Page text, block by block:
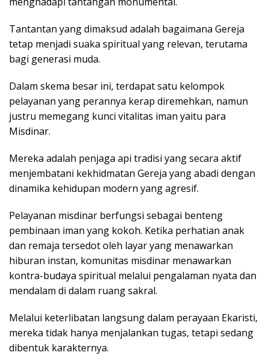
Tantantan yang dimaksud adalah bagaimana Gereja
tetap menjadi suaka spiritual yang relevan, terutama
bagi generasi muda.
Dalam skema besar ini, terdapat satu kelompok
pelayanan yang perannya kerap diremehkan, namun
justru memegang kunci vitalitas iman yaitu para
Misdinar.
Mereka adalah penjaga api tradisi yang secara aktif
menjembatani kekhidmatan Gereja yang abadi dengan
dinamika kehidupan modern yang agresif.
Pelayanan misdinar berfungsi sebagai benteng
pembinaan iman yang kokoh. Ketika perhatian anak
dan remaja tersedot oleh layar yang menawarkan
hiburan instan, komunitas misdinar menawarkan
kontra-budaya spiritual melalui pengalaman nyata dan
mendalam di dalam ruang sakral.
Melalui keterlibatan langsung dalam perayaan Ekaristi,
mereka tidak hanya menjalankan tugas, tetapi sedang
dibentuk karakternya.